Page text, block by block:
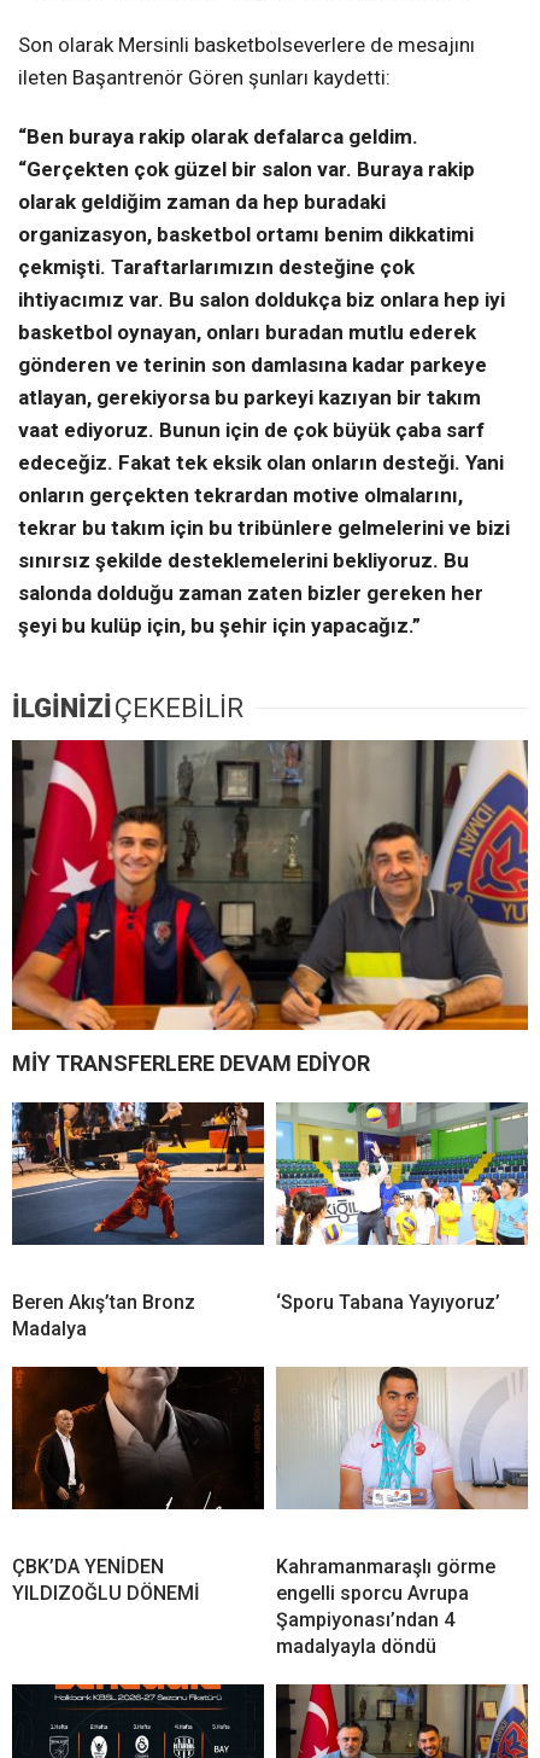
Son olarak Mersinli basketbolseverlere de mesajını
ileten Başantrenör Gören şunları kaydetti:
“Ben buraya rakip olarak defalarca geldim.
“Gerçekten çok güzel bir salon var. Buraya rakip
olarak geldiğim zaman da hep buradaki
organizasyon, basketbol ortamı benim dikkatimi
çekmişti. Taraftarlarımızın desteğine çok
ihtiyacımız var. Bu salon doldukça biz onlara hep iyi
basketbol oynayan, onları buradan mutlu ederek
gönderen ve terinin son damlasına kadar parkeye
atlayan, gerekiyorsa bu parkeyi kazıyan bir takım
vaat ediyoruz. Bunun için de çok büyük çaba sarf
edeceğiz. Fakat tek eksik olan onların desteği. Yani
onların gerçekten tekrardan motive olmalarını,
tekrar bu takım için bu tribünlere gelmelerini ve bizi
sınırsız şekilde desteklemelerini bekliyoruz. Bu
salonda dolduğu zaman zaten bizler gereken her
şeyi bu kulüp için, bu şehir için yapacağız.”
İLGİNİZİÇEKEBİLİR
MİY TRANSFERLERE DEVAM EDİYOR
Beren Akış’tan Bronz
Madalya
‘Sporu Tabana Yayıyoruz’
ÇBK’DA YENİDEN
YILDIZOĞLU DÖNEMİ
Kahramanmaraşlı görme
engelli sporcu Avrupa
Şampiyonası’ndan 4
madalyayla döndü